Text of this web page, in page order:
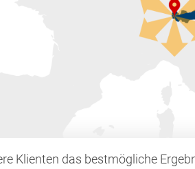
Klienten das bestmögliche